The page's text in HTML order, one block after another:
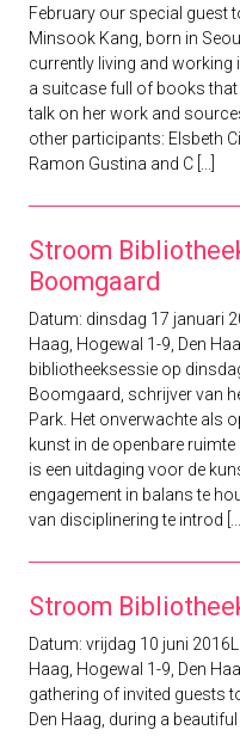
February our special guest
Minsook Kang, born in
currently living and working
a suitcase full of books
talk on her work and
other participants: Elsbeth
Ramon Gustina and C [...]
Stroom
Boomgaard
Datum: dinsdag 17 januari
Haag, Hogewal 1-9, Den
bibliotheeksessie op
Boomgaard, schrijver van
Park. Het onverwachte als
kunst in de openbare
is een uitdaging voor de
engagement in balans te
van disciplinering te introd [...]
Stroom
Datum: vrijdag 10 juni
Haag, Hogewal 1-9, Den
gathering of invited guests
Den Haag, during a